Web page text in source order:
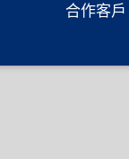
合作客戶